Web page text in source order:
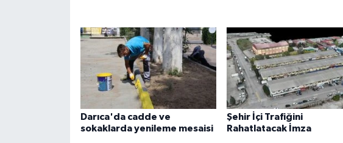
Darıca'da cadde ve
sokaklarda yenileme mesaisi
Şehir İçi Trafiğini
Rahatlatacak İmza